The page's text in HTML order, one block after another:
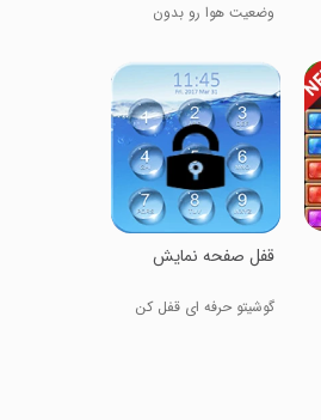
وضعیت هوا رو بدون
قفل صفحه نمایش
گوشیتو حرفه ای قفل کن